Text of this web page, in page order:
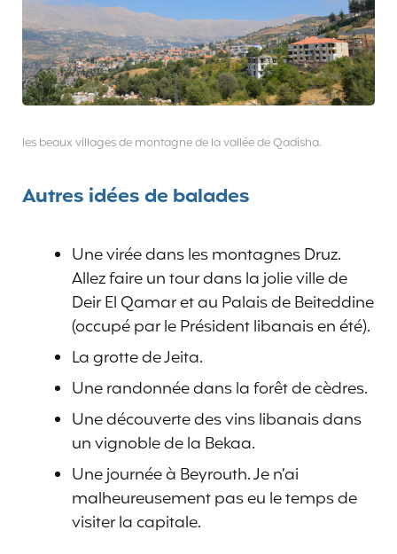
les beaux villages de montagne de la vallée de Qadisha.
Autres idées de balades
Une virée dans les montagnes Druz.
Allez faire un tour dans la jolie ville de
Deir El Qamar et au Palais de Beiteddine
(occupé par le Président libanais en été).
La grotte de Jeita.
Une randonnée dans la forêt de cèdres.
Une découverte des vins libanais dans
un vignoble de la Bekaa.
Une journée à Beyrouth. Je n’ai
malheureusement pas eu le temps de
visiter la capitale.